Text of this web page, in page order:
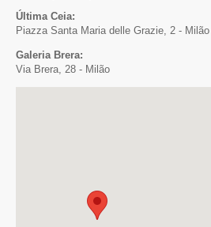
Última Ceia:
Piazza Santa Maria delle Grazie, 2 - Milão
Galeria Brera:
Via Brera, 28 - Milão